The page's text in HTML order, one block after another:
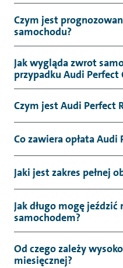
Czym jest
samochodu?
Jak wygląda zwrot
przypadku Audi Perfect
Czym jest Audi Perfect
Co zawiera opłata Audi
Jaki jest zakres pełnej
Jak długo mogę
samochodem?
Od czego zależy
miesięcznej?